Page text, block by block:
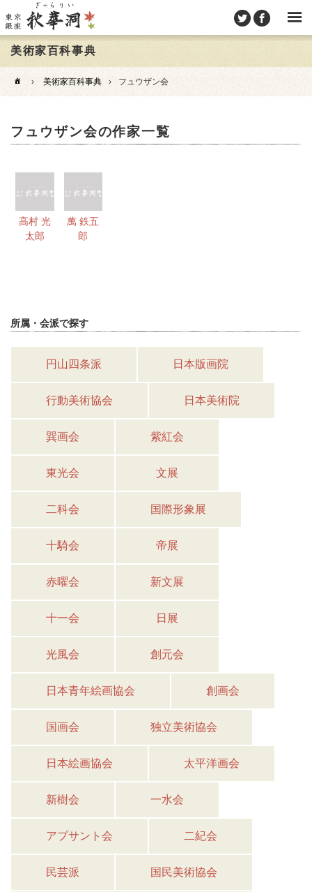
美術家百科事典
› 美術家百科事典 › フュウザン会
フュウザン会の作家一覧
高村 光
太郎
萬 鉄五
郎
所属・会派で探す
円山四条派 日本版画院
行動美術協会 日本美術院
巽画会 紫紅会
東光会 文展
二科会 国際形象展
十騎会 帝展
赤曜会 新文展
十一会 日展
光風会 創元会
日本青年絵画協会 創画会
国画会 独立美術協会
日本絵画協会 太平洋画会
新樹会 一水会
アプサント会 二紀会
民芸派 国民美術協会